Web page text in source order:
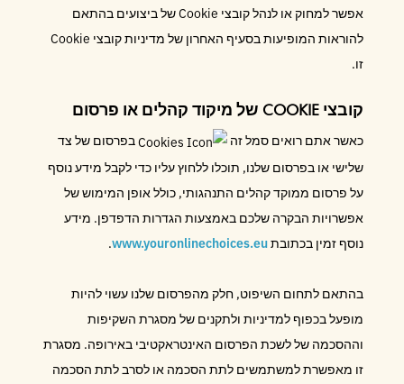
אפשר למחוק או לנהל קובצי Cookie של ביצועים בהתאם
להוראות המופיעות בסעיף האחרון של מדיניות קובצי Cookie
זו.
קובצי COOKIE של מיקוד קהלים או פרסום
כאשר אתם רואים סמל זה
בפרסום של צד
שלישי או בפרסום שלנו, תוכלו ללחוץ עליו כדי לקבל מידע נוסף
על פרסום ממוקד קהלים התנהגותי, כולל אופן המימוש של
אפשרויות הבקרה שלכם באמצעות הגדרות הדפדפן. מידע
נוסף זמין בכתובתwww.youronlinechoices.eu
.
בהתאם לתחום השיפוט, חלק מהפרסום שלנו עשוי להיות
מופעל בכפוף למדיניות ולתקנים של מסגרת השקיפות
וההסכמה של לשכת הפרסום האינטראקטיבי באירופה. מסגרת
זו מאפשרת למשתמשים לתת הסכמה או לסרב לתת הסכמה